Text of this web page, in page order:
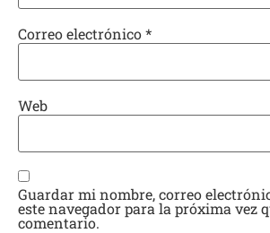
Correo electrónico*
Web
Guardar mi nombre, correo
este navegador para la próxima vez
comentario.